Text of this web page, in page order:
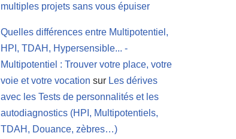
multiples projets sans vous épuiser
Quelles différences entre Multipotentiel,
HPI, TDAH, Hypersensible... -
Multipotentiel : Trouver votre place, votre
voie et votre vocation sur Les dérives
avec les Tests de personnalités et les
autodiagnostics (HPI, Multipotentiels,
TDAH, Douance, zèbres…)